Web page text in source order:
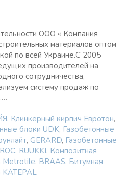
ООО « Компания
материалов оптом
по всей Украине.С 2005
производителей на
сотрудничества,
систему продаж по
, Клинкерный кирпич Евротон,
блоки UDK, Газобетонные
, GERARD, Газобетонные
, RUUKKI, Композитная
Metrotile, BRAAS, Битумная